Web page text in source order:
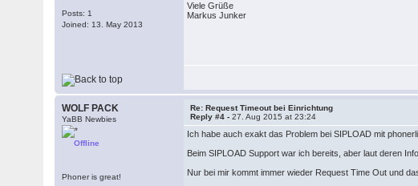
Posts: 1
Joined: 13. May 2013
Viele Grüße
Markus Junker
WOLF PACK
YaBB Newbies
Offline
Phoner is great!
Re: Request Timeout bei Einrichtung
Reply #4 -27. Aug 2015 at 23:24
Ich habe auch exakt das Problem bei SIPLOAD mit
Beim SIPLOAD Support war ich bereits, aber laut deren
Nur bei mir kommt immer wieder Request Time Out und